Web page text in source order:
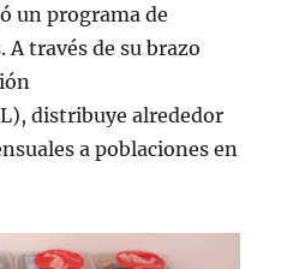
un programa de
través de su brazo
distribuye alrededor
a poblaciones en